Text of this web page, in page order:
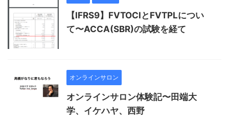
【IFRS9】FVTOCIとFVTPLについ
て〜ACCA(SBR)の試験を経て
オンラインサロン
オンラインサロン体験記〜田端大
学、イケハヤ、西野